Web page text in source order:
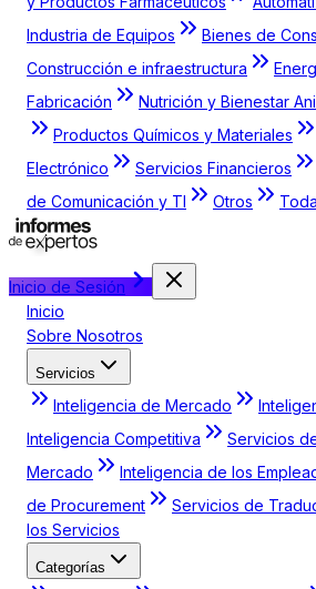
Industria de Equipos
Bienes de
Construcción e infraestructura
Fabricación
Nutrición y Bienestar
Productos Químicos y Materiales
Electrónico
Servicios Financieros
de Comunicación y TI
Otros
Inicio de Sesión
Inicio
Sobre Nosotros
Servicios
Inteligencia de Mercado
Inteligencia Competitiva
Servicios
Mercado
Inteligencia de los
de Procurement
Servicios de
los Servicios
Categorías